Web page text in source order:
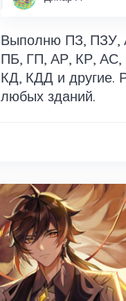
Выполню ПЗ, ПЗУ,
ПБ, ГП, АР, КР,
КД, КДД и другие.
любых зданий.